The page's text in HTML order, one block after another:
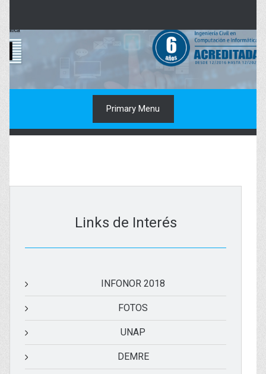
content
Primary Menu
Links de Interés
INFONOR 2018
FOTOS
UNAP
DEMRE